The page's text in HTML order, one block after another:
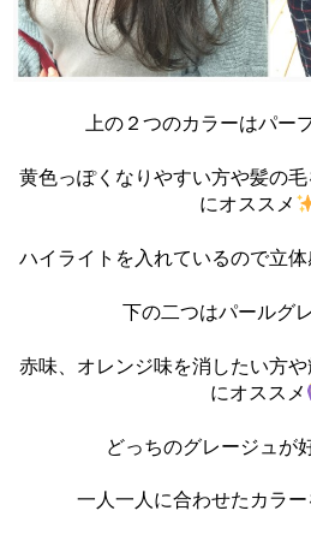
上の２つのカラーはパー
黄色っぽくなりやすい方や髪の
にオススメ
ハイライトを入れているので立
下の二つはパールグ
赤味、オレンジ味を消したい方
にオススメ
どっちのグレージュが
一人一人に合わせたカラー